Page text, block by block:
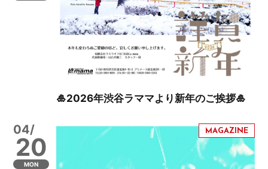
🎍2026年渋谷ラママより新年のご挨拶🎍
04/
20
MON